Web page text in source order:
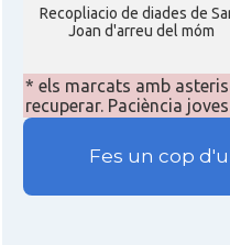
Recopliacio de diades de
Joan d'arreu del móm
* els marcats amb
recuperar. Paciència
Fes un cop